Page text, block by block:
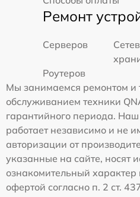
Ремонт
Серверов
Роутеров
Мы занимаемся ремонтом и
обслуживанием техники
гарантийного периода.
работает независимо и не
авторизации от
указанные на сайте, носят
ознакомительный
офертой согласно п. 2 ст.